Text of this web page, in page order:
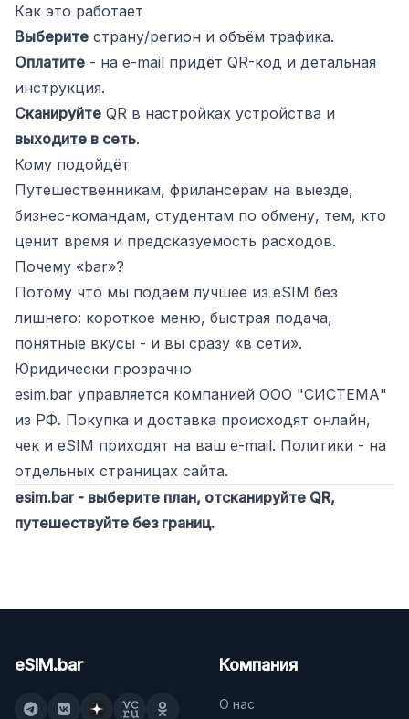
Как это работает
Выберите страну/регион и объём трафика.
Оплатите - на e-mail придёт QR-код и детальная
инструкция.
Сканируйте QR в настройках устройства и
выходите в сеть.
Кому подойдёт
Путешественникам, фрилансерам на выезде,
бизнес-командам, студентам по обмену, тем, кто
ценит время и предсказуемость расходов.
Почему «bar»?
Потому что мы подаём лучшее из eSIM без
лишнего: короткое меню, быстрая подача,
понятные вкусы - и вы сразу «в сети».
Юридически прозрачно
esim.bar управляется компанией ООО "СИСТЕМА"
из РФ. Покупка и доставка происходят онлайн,
чек и eSIM приходят на ваш e-mail. Политики - на
отдельных страницах сайта.
esim.bar - выберите план, отсканируйте QR,
путешествуйте без границ.
eSIM.bar Компания
О нас